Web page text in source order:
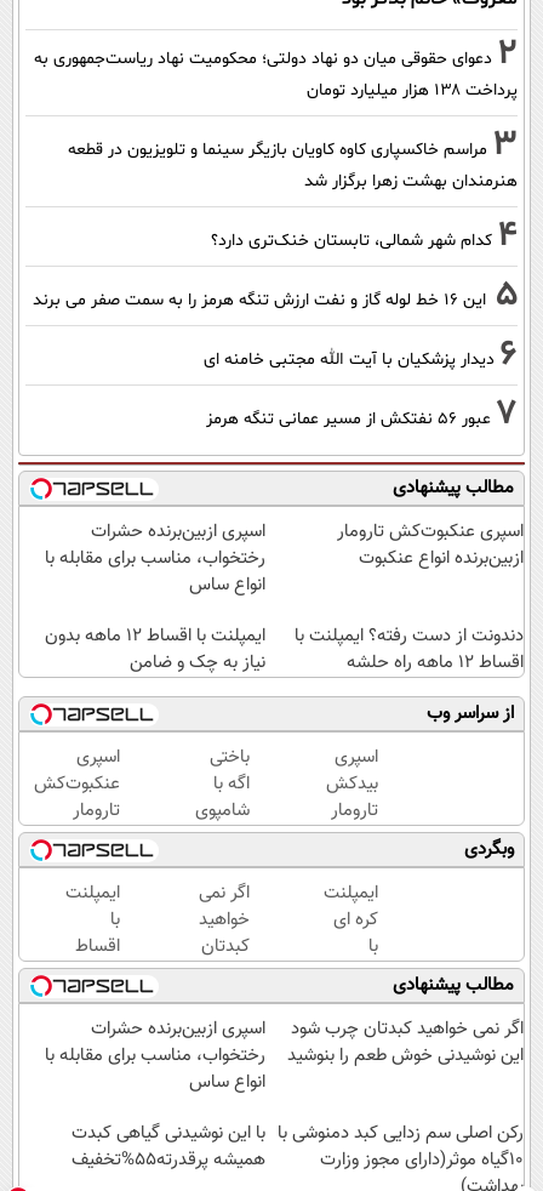
2 دعوای حقوقی میان دو نهاد دولتی؛ محکومیت نهاد ریاست‌جمهوری به
پرداخت ۱۳۸ هزار میلیارد تومان
3 مراسم خاکسپاری کاوه کاویان بازیگر سینما و تلویزیون در قطعه
هنرمندان بهشت زهرا برگزار شد
4 کدام شهر شمالی، تابستان خنک‌تری دارد؟
5 این 16 خط لوله گاز و نفت ارزش تنگه هرمز را به سمت صفر می برند
6 دیدار پزشکیان با آیت الله مجتبی خامنه ای
7 عبور ۵۶ نفتکش از مسیر عمانی تنگه هرمز
مطالب پیشنهادی
اسپری عنکبوت‌‌کش تارومار
ازبین‌برنده انواع عنکبوت
اسپری ازبین‌برنده حشرات
رختخواب، مناسب برای مقابله با
انواع ساس
دندونت از دست رفته؟ ایمپلنت با
اقساط ۱۲ ماهه راه حلشه
ایمپلنت با اقساط 12 ماهه بدون
نیاز به چک و ضامن
از سراسر وب
اسپری
بیدکش
تارومار
با
اثرفوری
،
محافظ
لباس
در
مقابل
بید
باختی
اگه با
شامپوی
جلبک
موهاتو
پرپشت
و خوش
حالت
نکنی
اسپری
عنکبوت‌‌کش
تارومار
ازبین‌برنده
انواع
عنکبوت
وبگردی
ایمپلنت
کره ای
با
روکش
25
میلیون
✅
ماهه +
15 سال
اگر نمی
خواهید
کبدتان
چرب
شود این
نوشیدنی
خوش
طعم را
ایمپلنت
با
اقساط
12
ماهه
بدون
نیاز به
مطالب پیشنهادی
اگر نمی خواهید کبدتان چرب شود
این نوشیدنی خوش طعم را بنوشید
اسپری ازبین‌برنده حشرات
رختخواب، مناسب برای مقابله با
انواع ساس
رکن اصلی سم زدایی کبد دمنوشی با
10گیاه موثر(دارای مجوز وزارت
با این نوشیدنی گیاهی کبدت
همیشه پرقدرته55%تخفیف